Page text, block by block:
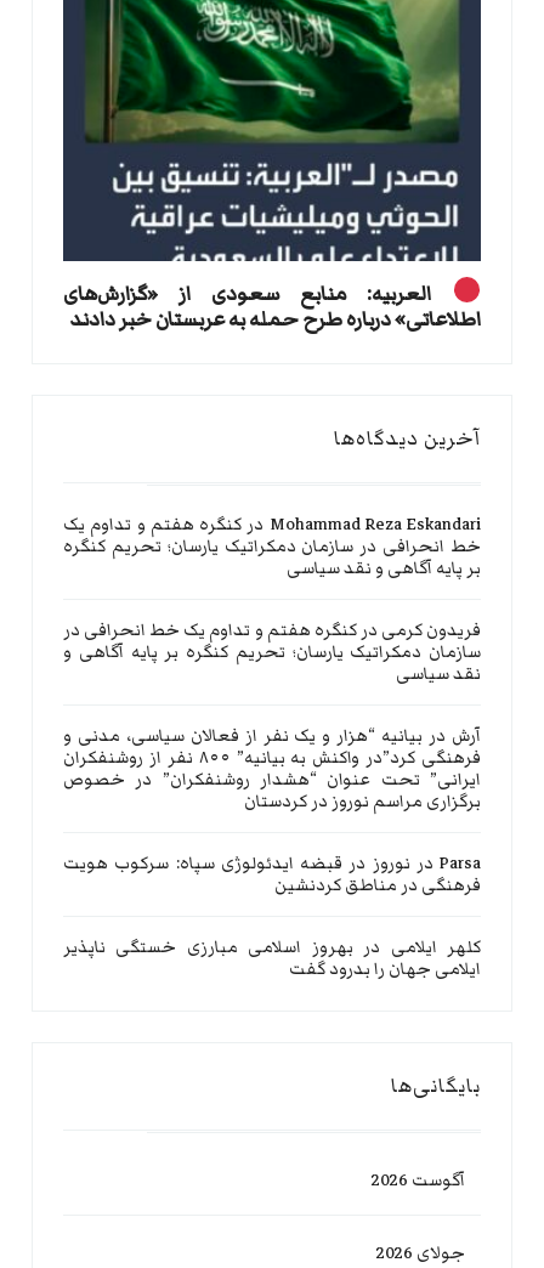
العربیه: منابع سعودی از «گزارش‌های
اطلاعاتی» درباره طرح حمله به عربستان خبر دادند
آخرین دیدگاه‌ها
Mohammad Reza Eskandari در کنگره هفتم و تداوم یک
خط انحرافی در سازمان دمکراتیک یارسان؛ تحریم کنگره
بر پایه آگاهی و نقد سیاسی
فریدون کرمی درکنگره هفتم و تداوم یک خط انحرافی در
سازمان دمکراتیک یارسان؛ تحریم کنگره بر پایه آگاهی و
نقد سیاسی
آرش در بیانیه “هزار و یک نفر از فعالان سیاسی، مدنی و
فرهنگی کرد”در واکنش به بیانیه” ۸۰۰ نفر از روشنفکران
ایرانی” تحت عنوان “هشدار روشنفکران” در خصوص
برگزاری مراسم نوروز در کردستان
Parsa در نوروز در قبضه ایدئولوژی سپاه: سرکوب هویت
فرهنگی در مناطق کردنشین
کلهر ایلامی در بهروز اسلامی مبارزی خستگی ناپذیر
ایلامی جهان را بدرود گفت
بایگانی‌ها
آگوست 2026
جولای 2026